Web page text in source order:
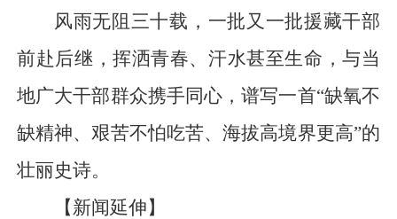
风雨无阻三十载，一批又一批援藏干部
前赴后继，挥洒青春、汗水甚至生命，与当
地广大干部群众携手同心，谱写一首“缺氧不
缺精神、艰苦不怕吃苦、海拔高境界更高”的
壮丽史诗。
【新闻延伸】